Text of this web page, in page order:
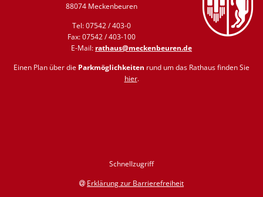
88074 Meckenbeuren
Tel: 07542 / 403-0
Fax: 07542 / 403-100
E-Mail: rathaus@meckenbeuren.de
Einen Plan über die Parkmöglichkeiten rund um das Rathaus finden Sie
hier.
Schnellzugriff
Erklärung zur Barrierefreiheit